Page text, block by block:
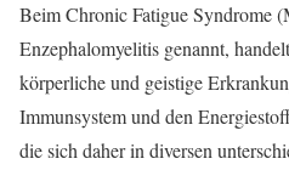
Beim Chronic Fatigue Syndrome
Enzephalomyelitis genannt,
körperliche und geistige
Immunsystem und den
die sich daher in diversen